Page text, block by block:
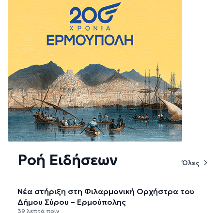
Ροή Ειδήσεων Όλες
Νέα στήριξη στη Φιλαρμονική Ορχήστρα του
Δήμου Σύρου – Ερμούπολης
39 λεπτά πρίν